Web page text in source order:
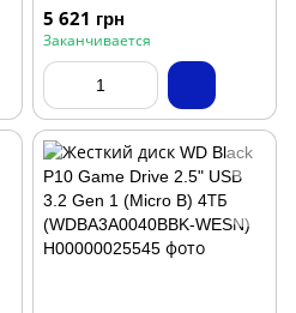
(TS2TSJ25H3B)
5 621 грн
Заканчивается